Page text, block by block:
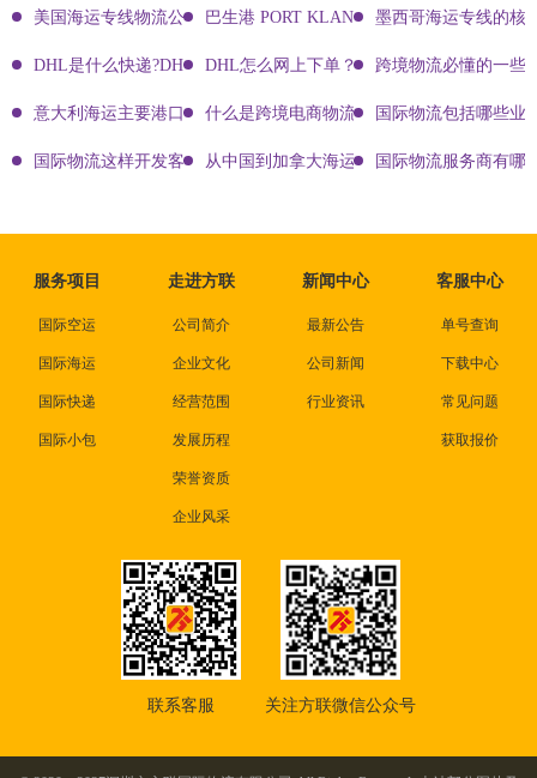
美国海运专线物流公司有哪些?巴生港 PORT KLANG 墨西哥海运专线的核
DHL是什么快递?DHL国际快递介绍DHL怎么网上下单？DHL快递寄件有哪些方
跨境物流必懂的一些
意大利海运主要港口有哪些什么是跨境电商物流? 国际物流包括哪些业
国际物流这样开发客户会让你成为销冠从中国到加拿大海运要多久能到达？
国际物流服务商有哪
服务项目
国际空运
国际海运
国际快递
国际小包
走进方联
公司简介
企业文化
经营范围
发展历程
荣誉资质
企业风采
新闻中心
最新公告
公司新闻
行业资讯
客服中心
单号查询
下载中心
常见问题
获取报价
联系客服 关注方联微信公众号